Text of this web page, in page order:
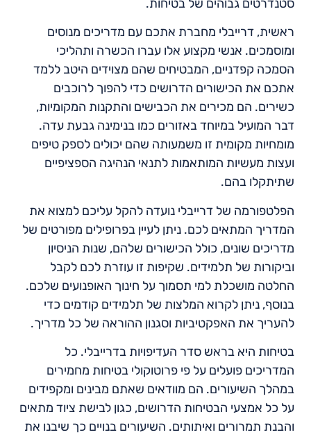
סטנדרטים גבוהים של בטיחות.
ראשית, דרייבלי מחברת אתכם עם מדריכים מנוסים
ומוסמכים. אנשי מקצוע אלו עברו הכשרה ותהליכי
הסמכה קפדניים, המבטיחים שהם מצוידים היטב ללמד
אתכם את הכישורים הדרושים כדי להפוך לרוכבים
כשירים. הם מכירים את הכבישים והתקנות המקומיות,
דבר המועיל במיוחד באזורים כמו בנימינה גבעת עדה.
מומחיות מקומית זו משמעותה שהם יכולים לספק טיפים
ועצות מעשיות המותאמות לתנאי הנהיגה הספציפיים
שתיתקלו בהם.
הפלטפורמה של דרייבלי נועדה להקל עליכם למצוא את
המדריך המתאים לכם. ניתן לעיין בפרופילים מפורטים של
מדריכים שונים, כולל הכישורים שלהם, שנות הניסיון
וביקורות של תלמידים. שקיפות זו עוזרת לכם לקבל
החלטה מושכלת למי תסמוך על חינוך האופנועים שלכם.
בנוסף, ניתן לקרוא המלצות של תלמידים קודמים כדי
להעריך את האפקטיביות וסגנון ההוראה של כל מדריך.
בטיחות היא בראש סדר העדיפויות בדרייבלי. כל
המדריכים פועלים על פי פרוטוקולי בטיחות מחמירים
במהלך השיעורים. הם מוודאים שאתם מבינים ומקפידים
על כל אמצעי הבטיחות הדרושים, כגון לבישת ציוד מתאים
והבנת תמרורים ואיתותים. השיעורים בנויים כך שיבנו את